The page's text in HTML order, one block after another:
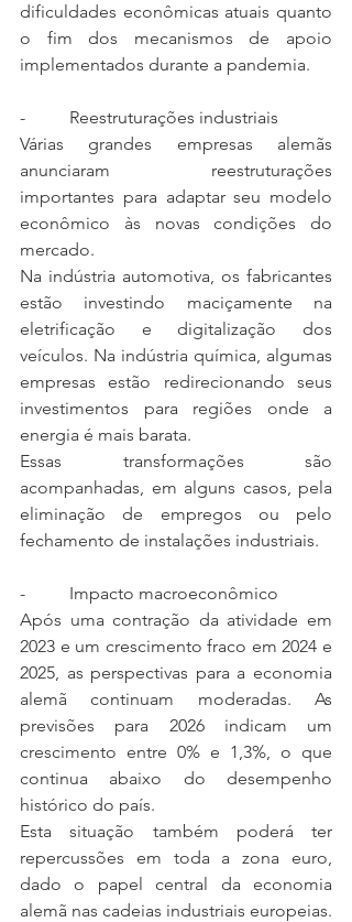
dificuldades econômicas atuais quanto
o fim dos mecanismos de apoio
implementados durante a pandemia.
-          Reestruturações industriais
Várias grandes empresas alemãs
anunciaram reestruturações
importantes para adaptar seu modelo
econômico às novas condições do
mercado.
Na indústria automotiva, os fabricantes
estão investindo maciçamente na
eletrificação e digitalização dos
veículos. Na indústria química, algumas
empresas estão redirecionando seus
investimentos para regiões onde a
energia é mais barata.
Essas transformações são
acompanhadas, em alguns casos, pela
eliminação de empregos ou pelo
fechamento de instalações industriais.
-          Impacto macroeconômico
Após uma contração da atividade em
2023 e um crescimento fraco em 2024 e
2025, as perspectivas para a economia
alemã continuam moderadas. As
previsões para 2026 indicam um
crescimento entre 0% e 1,3%, o que
continua abaixo do desempenho
histórico do país.
Esta situação também poderá ter
repercussões em toda a zona euro,
dado o papel central da economia
alemã nas cadeias industriais europeias.